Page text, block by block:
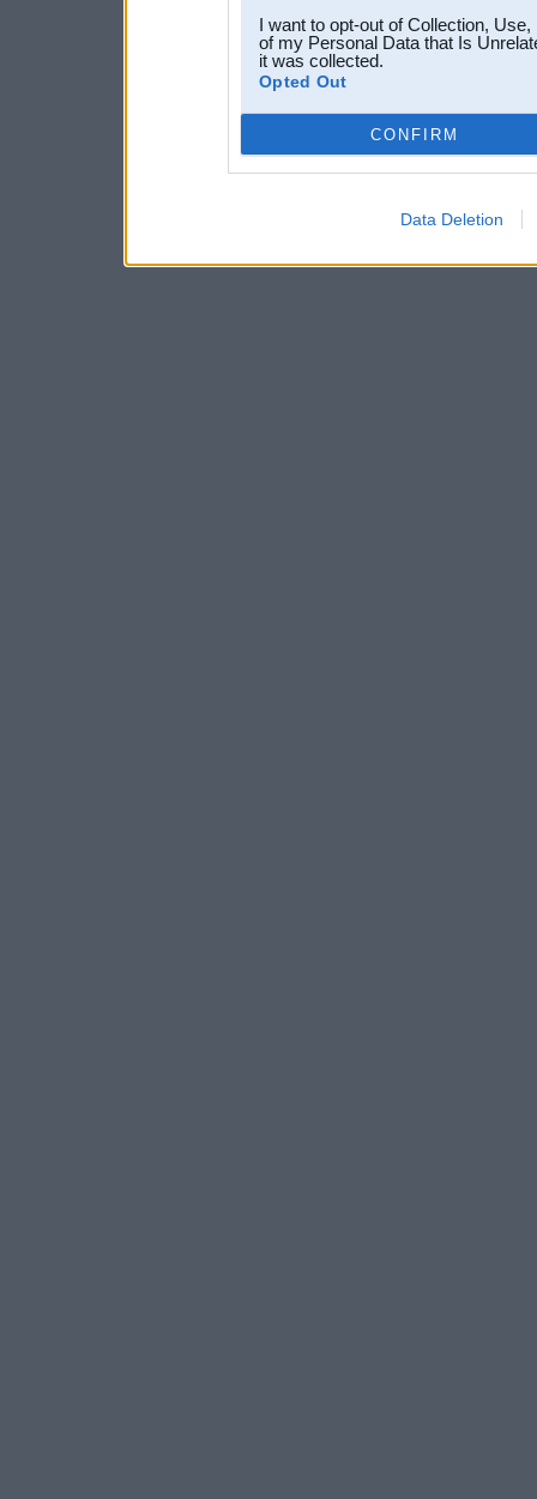
I want to opt-out of Collection,
of my Personal Data that Is
it was collected.
Opted Out
CONFIRM
Data Deletion